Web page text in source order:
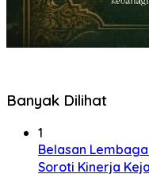
Banyak Dilihat
1
Belasan
Soroti Kinerja